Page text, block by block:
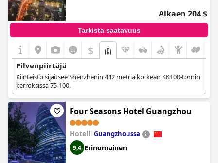
Alkaen 204 $
Tarkista saatavuus
$
Pilvenpiirtäjä
Kiinteistö sijaitsee Shenzhenin 442 metriä korkean KK100-tornin
kerroksissa 75-100.
Four Seasons Hotel Guangzhou
Hotelli Guangzhoussa
9,4 Erinomainen